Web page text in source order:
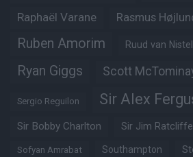
Raphaël Varane Rasmus
Ruben Amorim Ruud van
Ryan Giggs Scott
Sergio Reguilon Sir Alex
Sir Bobby Charlton Sir Jim Ratcliffe
Sofyan Amrabat Southampton